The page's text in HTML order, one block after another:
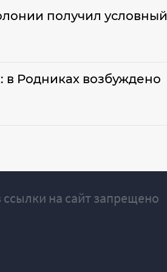
получил условный
в Родниках возбуждено
на сайт запрещено